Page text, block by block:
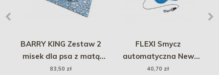
BARRY KING Zestaw 2
misek dla psa z matą
magnetyczną 2 x 950 ml
83,50 zł
FLEXI Smycz
automatyczna New
Classic Linka XS (3m) do
40,70 zł